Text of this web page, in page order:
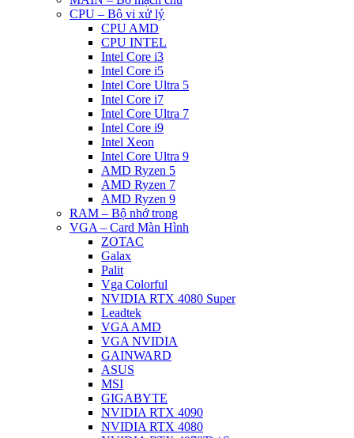
CPU – Bộ vi xử lý
CPU AMD
CPU INTEL
Intel Core i3
Intel Core i5
Intel Core Ultra 5
Intel Core i7
Intel Core Ultra 7
Intel Core i9
Intel Xeon
Intel Core Ultra 9
AMD Ryzen 5
AMD Ryzen 7
AMD Ryzen 9
RAM – Bộ nhớ trong
VGA – Card Màn Hình
ZOTAC
Galax
Palit
Vga Colorful
NVIDIA RTX 4080 Super
Leadtek
VGA AMD
VGA NVIDIA
GAINWARD
ASUS
MSI
GIGABYTE
NVIDIA RTX 4090
NVIDIA RTX 4080